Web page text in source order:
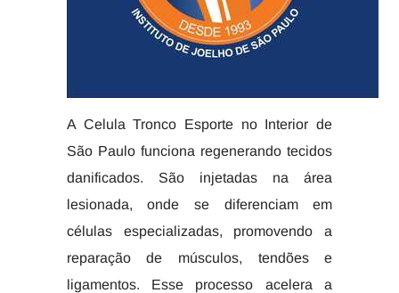
A Celula Tronco Esporte no Interior de
São Paulo funciona regenerando tecidos
danificados. São injetadas na área
lesionada, onde se diferenciam em
células especializadas, promovendo a
reparação de músculos, tendões e
ligamentos. Esse processo acelera a